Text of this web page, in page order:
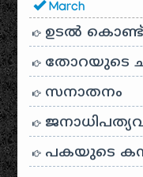
March
ഉടൽ കൊണ്ട്
തോറയുടെ
സനാതനം
പകയുടെ